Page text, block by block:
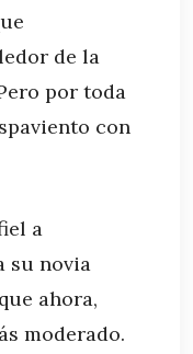
de la
por toda
con
a
su novia
ahora,
moderado.